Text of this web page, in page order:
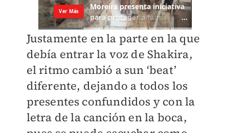
Justamente en la parte en la que
debía entrar la voz de Shakira,
el ritmo cambió a sun ‘beat’
diferente, dejando a todos los
presentes confundidos y con la
letra de la canción en la boca,